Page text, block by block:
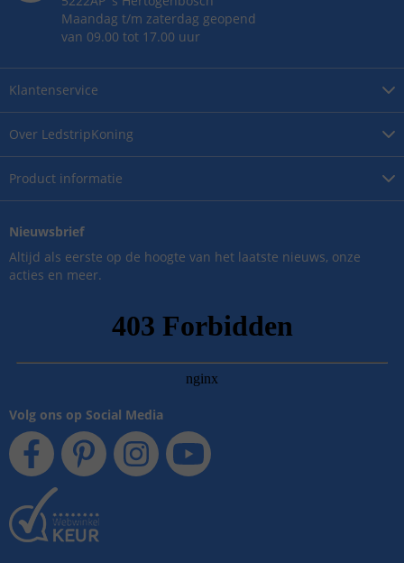
Over LedstripKoning
Product informatie
Klantenservice
Maandag t/m zaterdag geopend
van 09.00 tot 17.00 uur
Nieuwsbrief
Altijd als eerste op de hoogte van het laatste nieuws, onze
acties en meer.
Volg ons op Social Media